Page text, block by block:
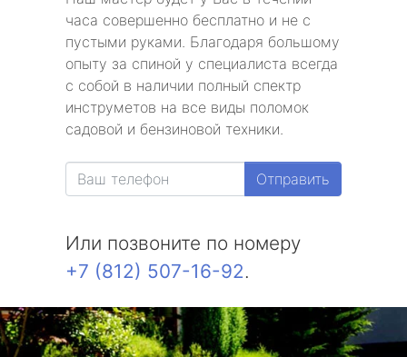
часа совершенно бесплатно и не с
пустыми руками. Благодаря большому
опыту за спиной у специалиста всегда
с собой в наличии полный спектр
инструметов на все виды поломок
садовой и бензиновой техники.
Отправить
Или позвоните по номеру
+7 (812) 507-16-92.